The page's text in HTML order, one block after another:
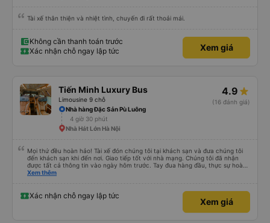
Tài xế thân thiện và nhiệt tình, chuyến đi rất thoải mái.
Không cần thanh toán trước
Xác nhận chỗ ngay lập tức
Xem giá
Tiến Minh Luxury Bus
Limousine 9 chỗ
4.9
(16 đánh giá)
Nhà hàng Đặc Sản Pù Luông
4 giờ 30 phút
Nhà Hát Lớn Hà Nội
Mọi thứ đều hoàn hảo! Tài xế đón chúng tôi tại khách sạn và đưa chúng tôi
đến khách sạn khi đến nơi. Giao tiếp tốt với nhà mạng. Chúng tôi đã nhận
được tất cả thông tin vào ngày hôm trước. Tay đua hàng đầu, thực sự hoàn
hảo! 👍
Xem thêm
Xác nhận chỗ ngay lập tức
Xem giá